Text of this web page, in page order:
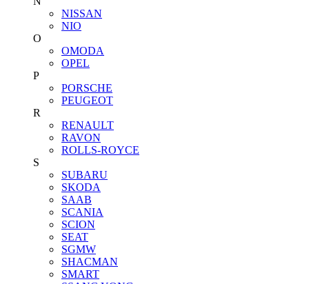
NISSAN
NIO
O
OMODA
OPEL
P
PORSCHE
PEUGEOT
R
RENAULT
RAVON
ROLLS-ROYCE
S
SUBARU
SKODA
SAAB
SCANIA
SCION
SEAT
SGMW
SHACMAN
SMART